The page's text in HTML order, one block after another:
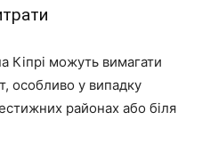
Кіпрі можуть вимагати
особливо у випадку
районах або біля